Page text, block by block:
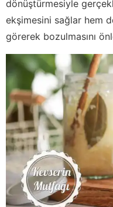
dönüştürmesiyle
ekşimesini sağlar hem
görerek bozulmasını